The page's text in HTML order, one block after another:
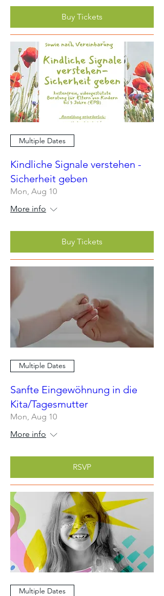
Buy Tickets
Multiple Dates
Kindliche Signale verstehen -
Sicherheit geben
Mon, Aug 10
More info
Buy Tickets
Multiple Dates
Sanfte Eingewöhnung in die
Kita/Tagesmutter
Mon, Aug 10
More info
RSVP
Multiple Dates